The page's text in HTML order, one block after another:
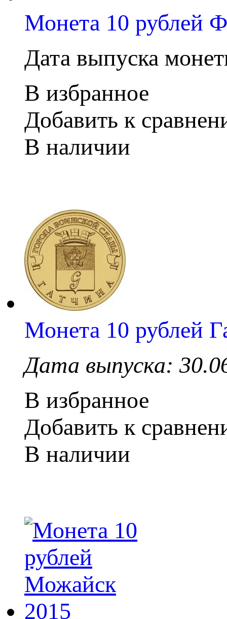
Монета 10 рублей
Дата выпуска
В избранное
Добавить к
В наличии
Монета 10 рублей
Дата выпуска:
В избранное
Добавить к
В наличии